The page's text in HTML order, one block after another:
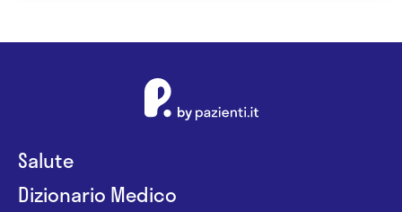
Salute
Dizionario Medico